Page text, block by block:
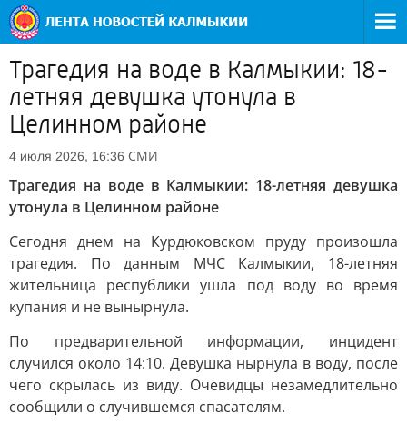
Трагедия на воде в Калмыкии: 18-
летняя девушка утонула в
Целинном районе
4 июля 2026, 16:36 СМИ
Трагедия на воде в Калмыкии: 18-летняя девушка
утонула в Целинном районе
Сегодня днем на Курдюковском пруду произошла
трагедия. По данным МЧС Калмыкии, 18-летняя
жительница республики ушла под воду во время
купания и не вынырнула.
По предварительной информации, инцидент
случился около 14:10. Девушка нырнула в воду, после
чего скрылась из виду. Очевидцы незамедлительно
сообщили о случившемся спасателям.